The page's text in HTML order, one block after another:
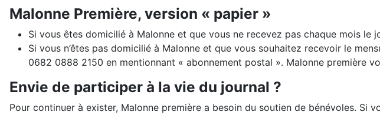
Malonne Première, version « papier »
Si vous êtes domicilié à Malonne et que vous ne recevez pas chaque mois le
Si vous n’êtes pas domicilié à Malonne et que vous souhaitez recevoir le
0682 0888 2150 en mentionnant « abonnement postal ». Malonne première
Envie de participer à la vie du journal ?
Pour continuer à exister, Malonne première a besoin du soutien de bénévoles.